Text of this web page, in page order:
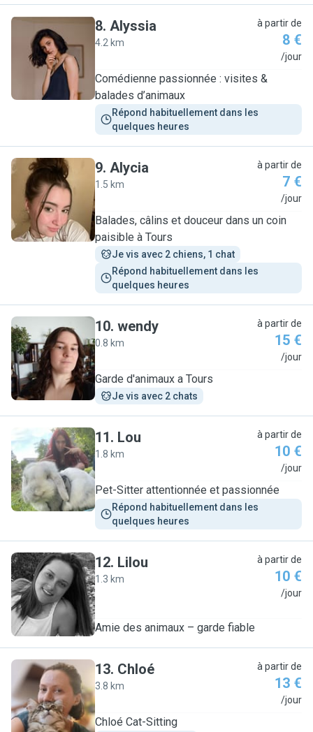
A
8. Alyssia
4.2 km
à partir de
8 €
/jour
Comédienne passionnée : visites &
balades d’animaux
Répond habituellement dans les
quelques heures
A
9. Alycia
1.5 km
à partir de
7 €
/jour
Balades, câlins et douceur dans un coin
paisible à Tours
Je vis avec 2 chiens, 1 chat
Répond habituellement dans les
quelques heures
W
10. wendy
0.8 km
à partir de
15 €
/jour
Garde d'animaux a Tours
Je vis avec 2 chats
L
11. Lou
1.8 km
à partir de
10 €
/jour
Pet-Sitter attentionnée et passionnée
Répond habituellement dans les
quelques heures
L
12. Lilou
1.3 km
à partir de
10 €
/jour
Amie des animaux – garde fiable
C
13. Chloé
3.8 km
à partir de
13 €
/jour
Chloé Cat-Sitting